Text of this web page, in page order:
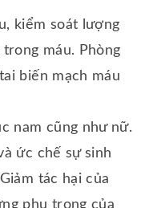
kiểm soát lượng
máu. Phòng
biến mạch máu
nam cũng như nữ.
ức chế sự sinh
tác hại của
phụ trong của